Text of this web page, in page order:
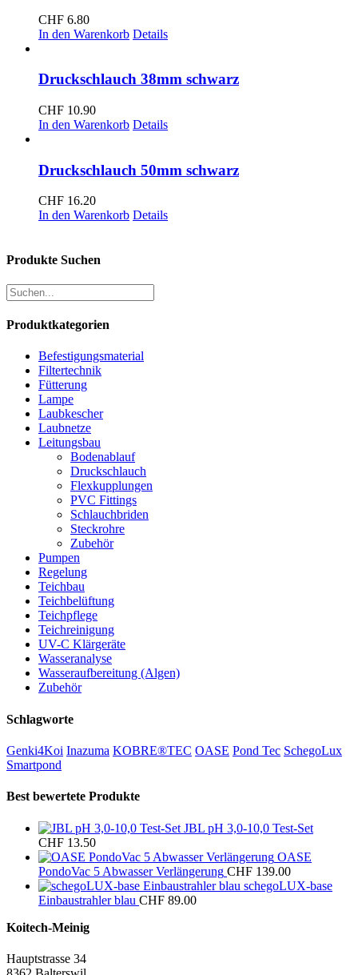
CHF 6.80
In den Warenkorb Details
Druckschlauch 38mm schwarz
CHF 10.90
In den Warenkorb Details
Druckschlauch 50mm schwarz
CHF 16.20
In den Warenkorb Details
Produkte Suchen
Produktkategorien
Befestigungsmaterial
Filtertechnik
Fütterung
Lampe
Laubkescher
Laubnetze
Leitungsbau
Bodenablauf
Druckschlauch
Flexkupplungen
PVC Fittings
Schlauchbriden
Steckrohre
Zubehör
Pumpen
Regelung
Teichbau
Teichbelüftung
Teichpflege
Teichreinigung
UV-C Klärgeräte
Wasseranalyse
Wasseraufbereitung (Algen)
Zubehör
Schlagworte
Genki4Koi Inazuma KOBRE®TEC OASE Pond Tec SchegoLux
Smartpond
Best bewertete Produkte
JBL pH 3,0-10,0 Test-Set
CHF 13.50
OASE
PondoVac 5 Abwasser Verlängerung CHF 139.00
schegoLUX-base
Einbaustrahler blau CHF 89.00
Koitech-Meinig
Hauptstrasse 34